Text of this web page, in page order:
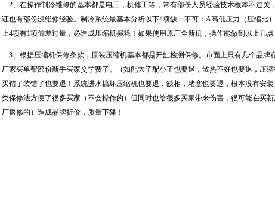
2、在操作制冷维修的基本都是电工，机修工等，常有部份人员经验技术根本不过关
证也有部份没维修经验。制冷系统最基本分析以下4项缺一不可：A高低压力（压缩比
上4项有1项偏差过量，必造成压缩机损耗！如果使用原厂全新机，操作能做到以上几
3、根据压缩机保修条款，原装压缩机基本都是开缸检测保修。市面上只有几个品牌
厂家买单帮部份新手买家交学费了。（如配大了配小了也要退，散热不好也要退，压
买错了装错了也要退！系统进水搞坏压缩机也要退，缺相，堵塞也要退，根本没有安
类保修法方便了很多买家（不会操作的）但同时也给很多买家带来伤害，很可能在买
厂返修的）造成品牌折价，质量下降！